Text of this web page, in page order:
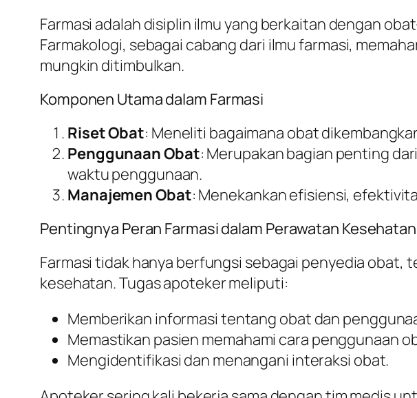
Farmasi adalah disiplin ilmu yang berkaitan dengan
Farmakologi, sebagai cabang dari ilmu farmasi,
mungkin ditimbulkan.
Komponen Utama dalam Farmasi
Riset Obat: Meneliti bagaimana obat
Penggunaan Obat: Merupakan bagian penting
waktu penggunaan.
Manajemen Obat: Menekankan efisiensi,
Pentingnya Peran Farmasi dalam Perawatan Kesehatan
Farmasi tidak hanya berfungsi sebagai penyedia
kesehatan. Tugas apoteker meliputi:
Memberikan informasi tentang obat dan
Memastikan pasien memahami cara penggunaan
Mengidentifikasi dan menangani interaksi obat.